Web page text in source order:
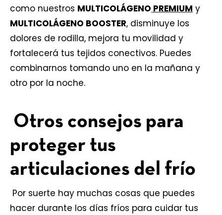
como nuestros MULTICOLÁGENO PREMIUM y
MULTICOLÁGENO BOOSTER, disminuye los
dolores de rodilla, mejora tu movilidad y
fortalecerá tus tejidos conectivos. Puedes
combinarnos tomando uno en la mañana y
otro por la noche.
Otros consejos para
proteger tus
articulaciones del frío
Por suerte hay muchas cosas que puedes
hacer durante los días fríos para cuidar tus